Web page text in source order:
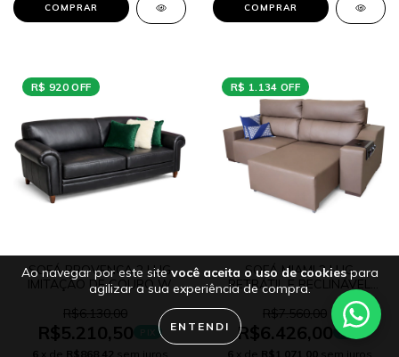
Ao navegar por este sitevocê aceita o uso de cookiespara
agilizar a sua experiência de compra.
ENTENDI
COMPRAR COMPRAR
R$ 920 OFF
SOFÁ PROVENÇA 2 LUG
IMITAÇÃO DE COURO W
LANÇAMENTO
R$6.130,00
R$5.210,50
6 x de R$868,42 sem juros
R$ 1.134 OFF
SOFÁ MIAMI 2 LUG
RETRÁTIL E RECLINÁVEL
IMITAÇÃO COURO W
LANÇAMENTO
R$7.560,00
R$6.426,00 PIX
6 x de R$1.071,00 sem juros